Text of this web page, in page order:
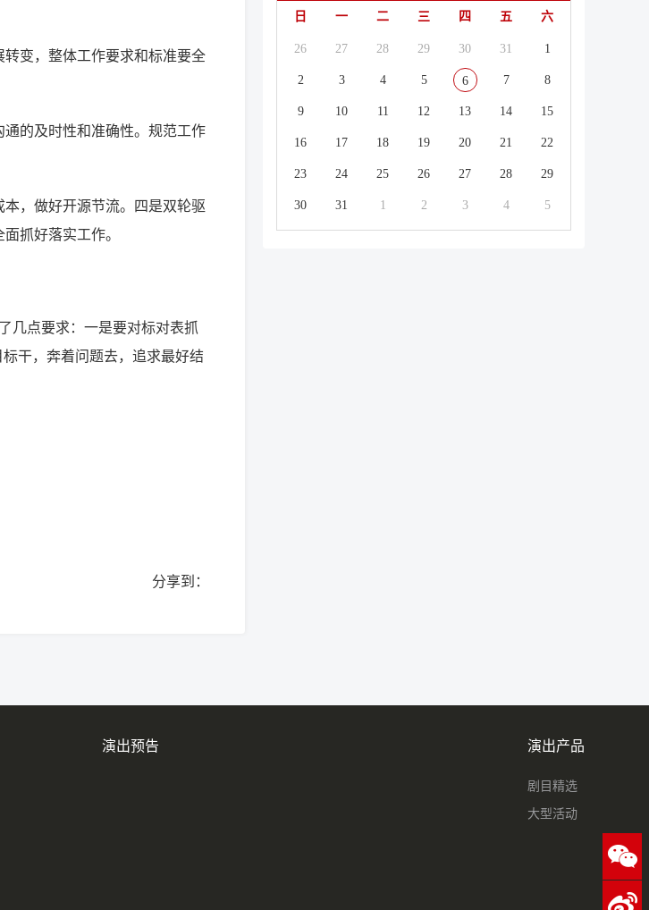
变，整体工作要求和标准要全
的及时性和准确性。规范工作
，做好开源节流。四是双轮驱
抓好落实工作。
几点要求：一是要对标对表抓
干，奔着问题去，追求最好结
分享到：
日 一 二 三 四 五 六
26 27 28 29 30 31 1
2 3 4 5 6 7 8
9 10 11 12 13 14 15
16 17 18 19 20 21 22
23 24 25 26 27 28 29
30 31 1 2 3 4 5
演出预告 演出产品
剧目精选
大型活动